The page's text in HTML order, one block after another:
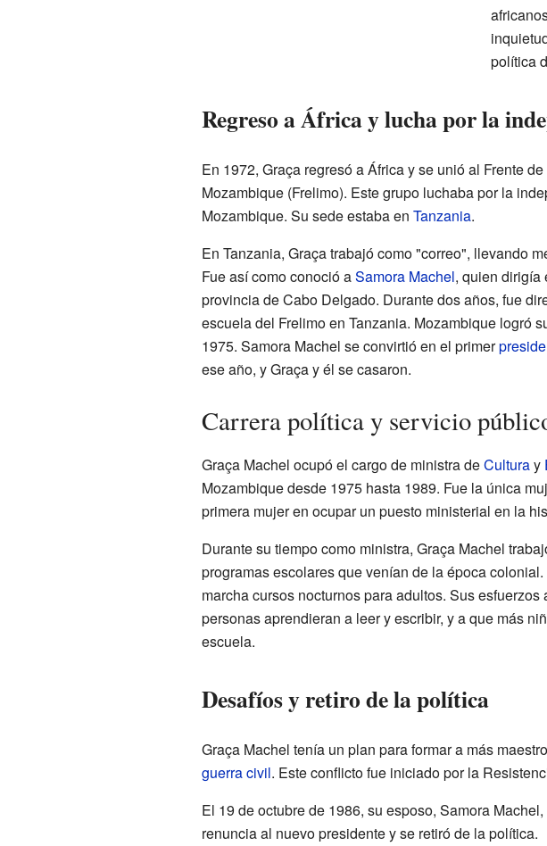
política
Regreso a África y lucha por la
En 1972, Graça regresó a África y se unió al Frente
Mozambique (Frelimo). Este grupo luchaba por la
Mozambique. Su sede estaba en Tanzania.
En Tanzania, Graça trabajó como "correo", llevando
Fue así como conoció aSamora Machel, quien dirigía
provincia de Cabo Delgado. Durante dos años, fue
escuela del Frelimo en Tanzania. Mozambique logró
1975. Samora Machel se convirtió en el primer
ese año, y Graça y él se casaron.
Carrera política y servicio
Graça Machel ocupó el cargo de ministra deCulturay
Mozambique desde 1975 hasta 1989. Fue la única
primera mujer en ocupar un puesto ministerial en la
Durante su tiempo como ministra, Graça Machel
programas escolares que venían de la época
marcha cursos nocturnos para adultos. Sus esfuerzos
personas aprendieran a leer y escribir, y a que más
escuela.
Desafíos y retiro de la política
Graça Machel tenía un plan para formar a más
guerra civil. Este conflicto fue iniciado por la
El 19 de octubre de 1986, su esposo, Samora
renuncia al nuevo presidente y se retiró de la política.